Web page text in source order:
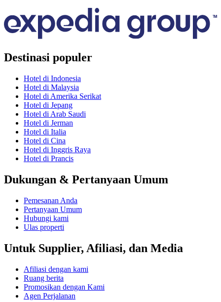
Destinasi populer
Hotel di Indonesia
Hotel di Malaysia
Hotel di Amerika Serikat
Hotel di Jepang
Hotel di Arab Saudi
Hotel di Jerman
Hotel di Italia
Hotel di Cina
Hotel di Inggris Raya
Hotel di Prancis
Dukungan & Pertanyaan Umum
Pemesanan Anda
Pertanyaan Umum
Hubungi kami
Ulas properti
Untuk Supplier, Afiliasi, dan Media
Afiliasi dengan kami
Ruang berita
Promosikan dengan Kami
Agen Perjalanan